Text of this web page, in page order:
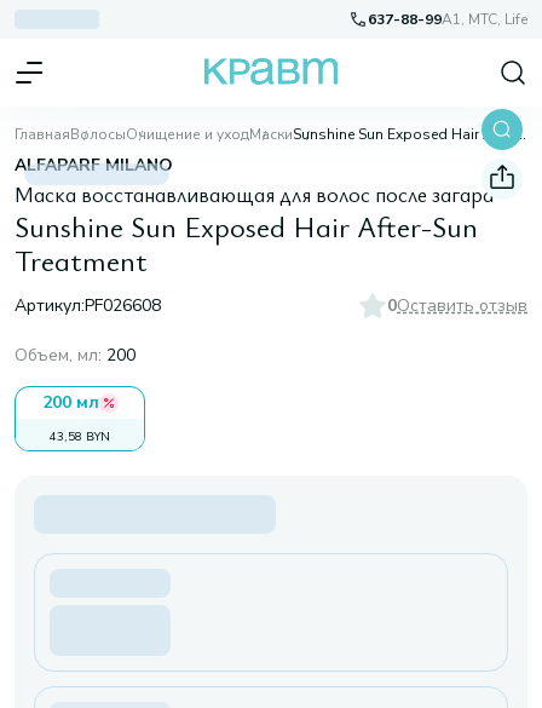
637-88-99A1, МТС, Life
ГлавнаяВолосыОчищение и уходМаски Sunshine Sun Exposed Hair After-Sun Treatment
ALFAPARF MILANO
Маска восстанавливающая для волос после загара
Sunshine Sun Exposed Hair After-Sun
Treatment
Артикул:PF026608 0Оставить отзыв
Объем, мл: 200
200 мл
43,58 BYN